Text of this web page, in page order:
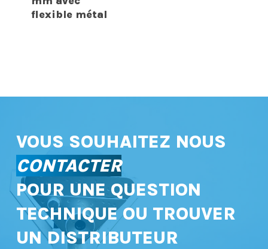
flexible métal
VOUS SOUHAITEZ NOUS
CONTACTER
POUR UNE QUESTION
TECHNIQUE OU TROUVER
UN DISTRIBUTEUR